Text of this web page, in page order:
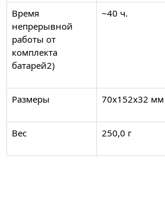
Время
непрерывной
работы от
комплекта
батарей2)
~40 ч.
Размеры 70х152х32 мм
Вес 250,0 г